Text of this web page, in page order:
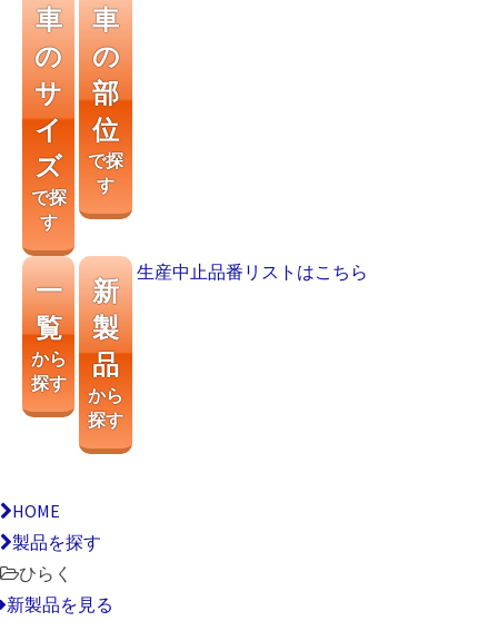
車
の
サ
イ
ズ
で探
す
車
の
部
位
で探
す
一
覧
から
探す
新
製
品
から
探す
生産中止品番リストはこちら
HOME
製品を探す
ひらく
新製品を見る